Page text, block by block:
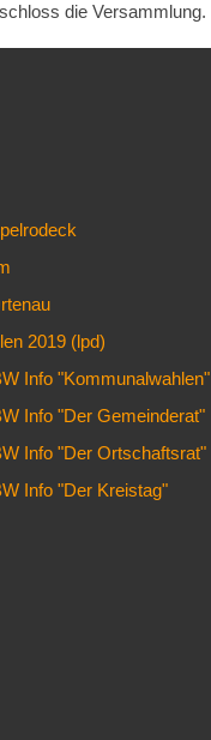
die Versammlung.
2019 (lpd)
Info "Kommunalwahlen"
Info "Der Gemeinderat"
Info "Der Ortschaftsrat"
Info "Der Kreistag"